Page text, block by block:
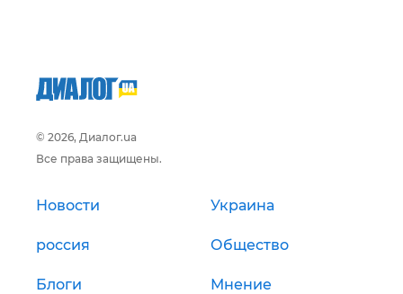
© 2026, Диалог.ua
Все права защищены.
Новости Украина
россия Общество
Блоги Мнение